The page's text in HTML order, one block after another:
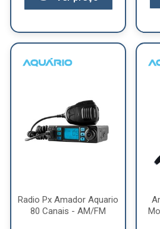
Radio Px Amador Aquario
80 Canais - AM/FM